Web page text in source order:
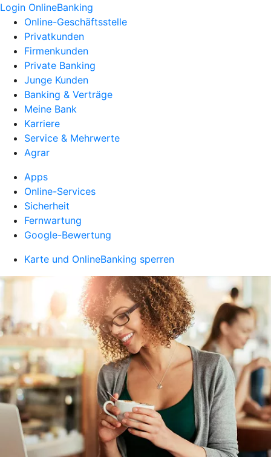
Login OnlineBanking
Online-Geschäftsstelle
Privatkunden
Firmenkunden
Private Banking
Junge Kunden
Banking & Verträge
Meine Bank
Karriere
Service & Mehrwerte
Agrar
Apps
Online-Services
Sicherheit
Fernwartung
Google-Bewertung
Karte und OnlineBanking sperren